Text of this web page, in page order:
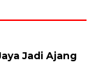
Jadi Ajang